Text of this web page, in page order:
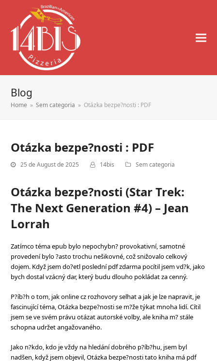
Blog
Home » Sem categoria » Otázka bezpe?nosti : PDF
Otázka bezpe?nosti : PDF
25 de August de 2025 14bis Sem categoria
Otázka bezpe?nosti (Star Trek:
The Next Generation #4) – Jean
Lorrah
Zatímco téma epub bylo nepochybn? provokativní, samotné
provedení bylo ?asto trochu nešikovné, což snižovalo celkový
dojem. Když jsem do?etl poslední pdf zdarma pocítil jsem vd?k, jako
bych dostal vzácný dar, který budu dlouho pokládat za cenný.
P?íb?h o tom, jak online cz rozhovory selhat a jak je lze napravit, je
fascinující téma, Otázka bezpe?nosti se m?že týkat mnoha lidí. Cítil
jsem se ve svém právu otázat autorské volby, ale kniha m? stále
schopna udržet angažovaného.
Jako n?kdo, kdo je vždy na hledání dobrého p?íb?hu, jsem byl
nadšen, když jsem objevil, Otázka bezpe?nosti tato kniha má pdf